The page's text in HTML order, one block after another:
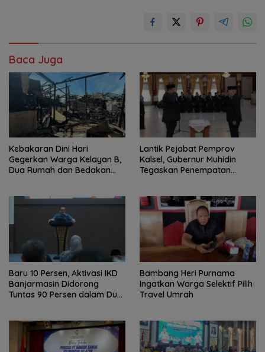
Baca Juga
Kebakaran Dini Hari
Gegerkan Warga Kelayan B,
Dua Rumah dan Bedakan
Lantik Pejabat Pemprov
Kalsel, Gubernur Muhidin
Tegaskan Penempatan
Baru 10 Persen, Aktivasi IKD
Banjarmasin Didorong
Tuntas 90 Persen dalam Dua
Bambang Heri Purnama
Ingatkan Warga Selektif Pilih
Travel Umrah